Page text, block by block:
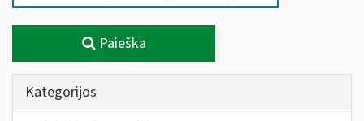
Paieška
Kategorijos